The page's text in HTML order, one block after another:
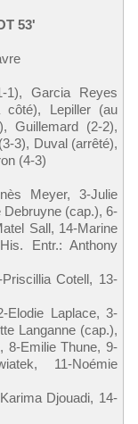
53'
1), Garcia Reyes
côté), Lepiller (au
Guillemard (2-2),
3), Duval (arrêté),
(4-3)
Meyer, 3-Julie
Debruyne (cap.), 6-
Sall, 14-Marine
Entr.: Anthony
Cotell, 13-
Elodie Laplace, 3-
Langanne (cap.),
8-Emilie Thune, 9-
11-Noémie
Djouadi, 14-